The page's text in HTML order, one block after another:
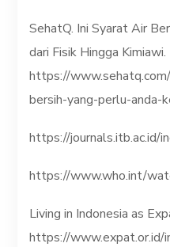
SehatQ. Ini Syarat Air
dari Fisik Hingga
https://
bersih-yang-perlu-anda-
https://
https://www.who.int/
Living in Indonesia as
https://